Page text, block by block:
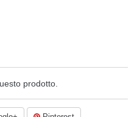
prodotto.